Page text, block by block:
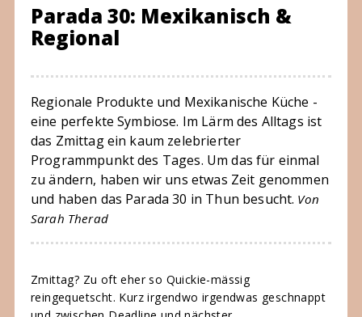
Parada 30: Mexikanisch &
Regional
Regionale Produkte und Mexikanische Küche -
eine perfekte Symbiose. Im Lärm des Alltags ist
das Zmittag ein kaum zelebrierter
Programmpunkt des Tages. Um das für einmal
zu ändern, haben wir uns etwas Zeit genommen
und haben das Parada 30 in Thun besucht. Von
Sarah Therad
Zmittag? Zu oft eher so Quickie-mässig
reingequetscht. Kurz irgendwo irgendwas geschnappt